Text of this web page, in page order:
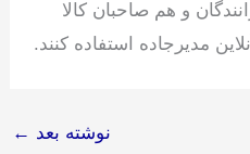
و هم صاحبان کالا
مدیرجاده استفاده کنند.
نوشته بعد ←